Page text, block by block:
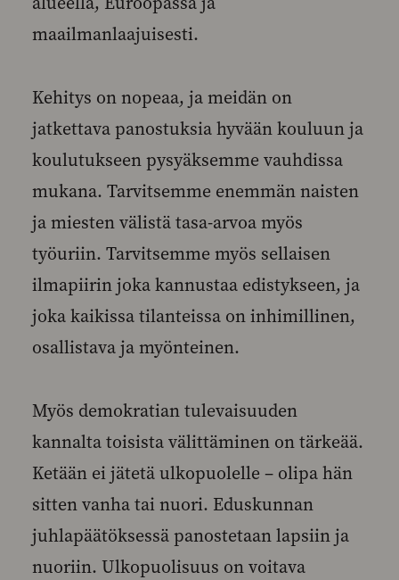
maailmanlaajuisesti.
Kehitys on nopeaa, ja meidän on
jatkettava panostuksia hyvään kouluun ja
koulutukseen pysyäksemme vauhdissa
mukana. Tarvitsemme enemmän naisten
ja miesten välistä tasa-arvoa myös
työuriin. Tarvitsemme myös sellaisen
ilmapiirin joka kannustaa edistykseen, ja
joka kaikissa tilanteissa on inhimillinen,
osallistava ja myönteinen.
Myös demokratian tulevaisuuden
kannalta toisista välittäminen on tärkeää.
Ketään ei jätetä ulkopuolelle – olipa hän
sitten vanha tai nuori. Eduskunnan
juhlapäätöksessä panostetaan lapsiin ja
nuoriin. Ulkopuolisuus on voitava